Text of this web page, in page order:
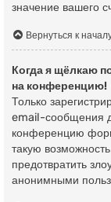
значение вашего
Вернуться к
Когда я щёлкаю
на конференцию!
Только
email-сообщения
конференцию
такую
предотвратить
анонимными